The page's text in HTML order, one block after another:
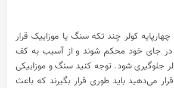
کولر چند تکه سنگ یا موزاییک قرار
در جای خود محکم شوند و از آسیب به کف
جلوگیری شود. توجه کنید سنگ و موزاییکی
می‌دهید باید طوری قرار بگیرند که باعث